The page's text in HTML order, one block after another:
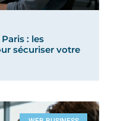
: les
sécuriser votre